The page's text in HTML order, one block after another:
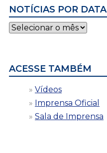
NOTÍCIAS POR DATA
Notícias
por
ACESSE TAMBÉM
Vídeos
Imprensa Oficial
Sala de Imprensa